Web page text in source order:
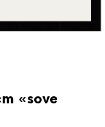
«sove